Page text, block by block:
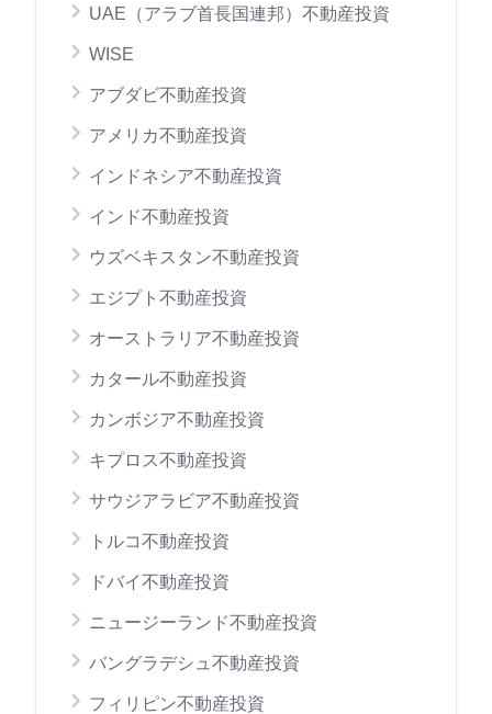
UAE（アラブ首長国連邦）不動産投資
WISE
アブダビ不動産投資
アメリカ不動産投資
インドネシア不動産投資
インド不動産投資
ウズベキスタン不動産投資
エジプト不動産投資
オーストラリア不動産投資
カタール不動産投資
カンボジア不動産投資
キプロス不動産投資
サウジアラビア不動産投資
トルコ不動産投資
ドバイ不動産投資
ニュージーランド不動産投資
バングラデシュ不動産投資
フィリピン不動産投資